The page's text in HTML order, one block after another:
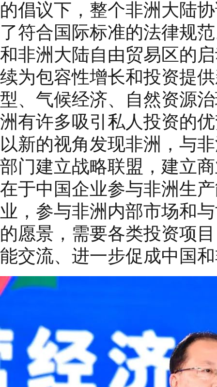
的倡议下，整个非洲大陆
了符合国际标准的法律规
和非洲大陆自由贸易区的
续为包容性增长和投资提
型、气候经济、自然资源
洲有许多吸引私人投资的
以新的视角发现非洲，与
部门建立战略联盟，建立
在于中国企业参与非洲生
业，参与非洲内部市场和
的愿景，需要各类投资项
能交流、进一步促成中国